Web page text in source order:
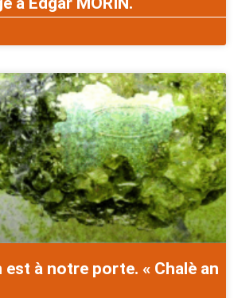
est à notre porte. « Chalè an